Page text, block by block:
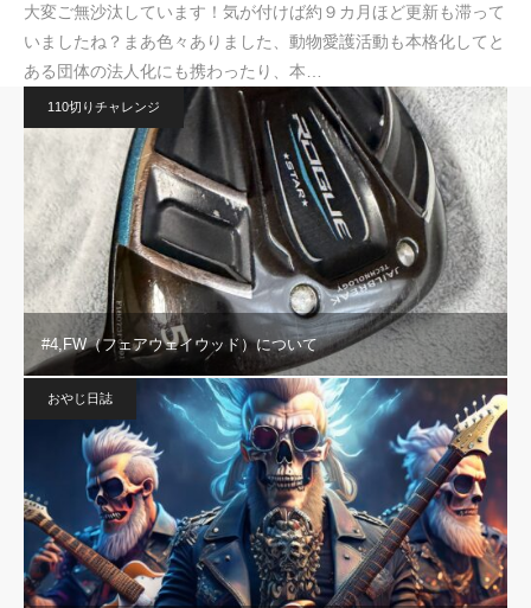
大変ご無沙汰しています！気が付けば約９カ月ほど更新も滞って
いましたね？まあ色々ありました、動物愛護活動も本格化してと
ある団体の法人化にも携わったり、本…
110切りチャレンジ
#4,FW（フェアウェイウッド）について
おやじ日誌